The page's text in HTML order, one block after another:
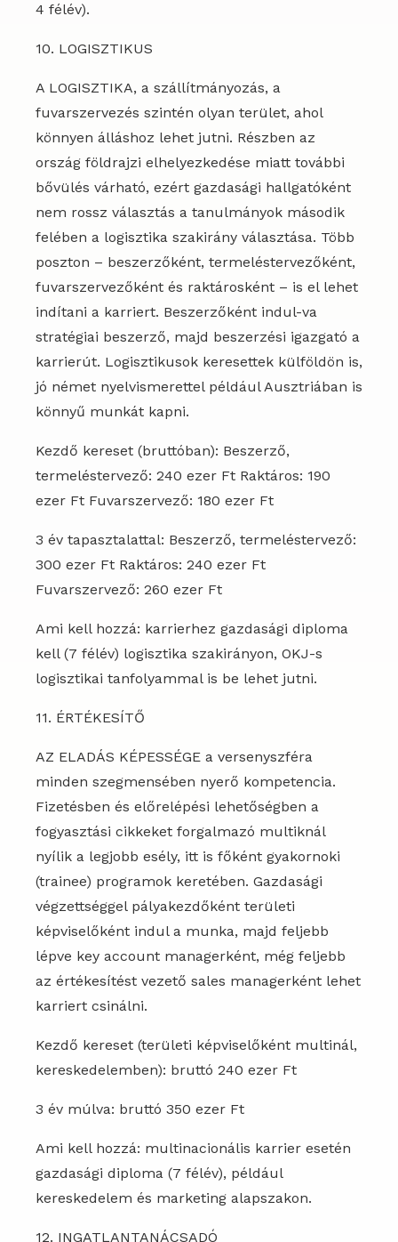
4 félév).
10. LOGISZTIKUS
A LOGISZTIKA, a szállítmányozás, a
fuvarszervezés szintén olyan terület, ahol
könnyen álláshoz lehet jutni. Részben az
ország földrajzi elhelyezkedése miatt további
bővülés várható, ezért gazdasági hallgatóként
nem rossz választás a tanulmányok második
felében a logisztika szakirány választása. Több
poszton – beszerzőként, termeléstervezőként,
fuvarszervezőként és raktárosként – is el lehet
indítani a karriert. Beszerzőként indul-va
stratégiai beszerző, majd beszerzési igazgató a
karrierút. Logisztikusok keresettek külföldön is,
jó német nyelvismerettel például Ausztriában is
könnyű munkát kapni.
Kezdő kereset (bruttóban): Beszerző,
termeléstervező: 240 ezer Ft Raktáros: 190
ezer Ft Fuvarszervező: 180 ezer Ft
3 év tapasztalattal: Beszerző, termeléstervező:
300 ezer Ft Raktáros: 240 ezer Ft
Fuvarszervező: 260 ezer Ft
Ami kell hozzá: karrierhez gazdasági diploma
kell (7 félév) logisztika szakirányon, OKJ-s
logisztikai tanfolyammal is be lehet jutni.
11. ÉRTÉKESÍTŐ
AZ ELADÁS KÉPESSÉGE a versenyszféra
minden szegmensében nyerő kompetencia.
Fizetésben és előrelépési lehetőségben a
fogyasztási cikkeket forgalmazó multiknál
nyílik a legjobb esély, itt is főként gyakornoki
(trainee) programok keretében. Gazdasági
végzettséggel pályakezdőként területi
képviselőként indul a munka, majd feljebb
lépve key account managerként, még feljebb
az értékesítést vezető sales managerként lehet
karriert csinálni.
Kezdő kereset (területi képviselőként multinál,
kereskedelemben): bruttó 240 ezer Ft
3 év múlva: bruttó 350 ezer Ft
Ami kell hozzá: multinacionális karrier esetén
gazdasági diploma (7 félév), például
kereskedelem és marketing alapszakon.
12. INGATLANTANÁCSADÓ